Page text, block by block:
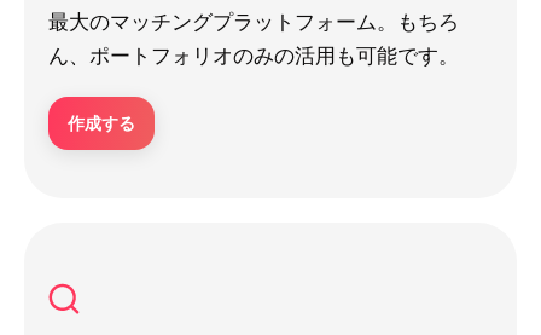
最大のマッチングプラットフォーム。もちろ
ん、ポートフォリオのみの活用も可能です。
作成する